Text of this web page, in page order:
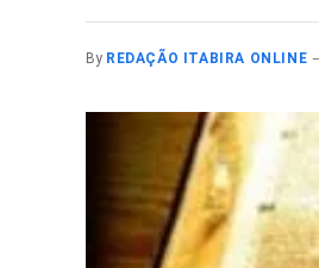
By REDAÇÃO ITABIRA ONLINE